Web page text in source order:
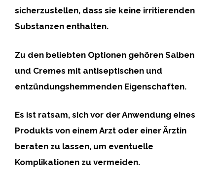
sicherzustellen, dass sie keine irritierenden
Substanzen enthalten.
Zu den beliebten Optionen gehören Salben
und Cremes mit antiseptischen und
entzündungshemmenden Eigenschaften.
Es ist ratsam, sich vor der Anwendung eines
Produkts von einem Arzt oder einer Ärztin
beraten zu lassen, um eventuelle
Komplikationen zu vermeiden.